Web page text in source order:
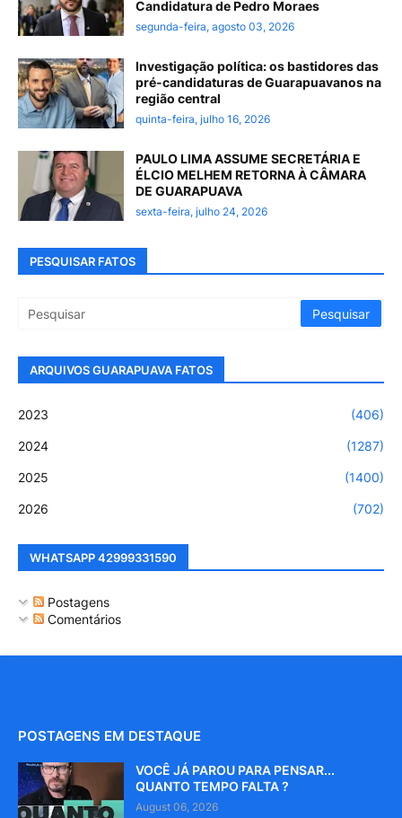
Candidatura de Pedro Moraes
segunda-feira, agosto 03, 2026
Investigação política: os bastidores das
pré-candidaturas de Guarapuavanos na
região central
quinta-feira, julho 16, 2026
PAULO LIMA ASSUME SECRETÁRIA E
ÉLCIO MELHEM RETORNA À CÂMARA
DE GUARAPUAVA
sexta-feira, julho 24, 2026
PESQUISAR FATOS
ARQUIVOS GUARAPUAVA FATOS
2023 (406)
2024 (1287)
2025 (1400)
2026 (702)
WHATSAPP 42999331590
Postagens
Comentários
POSTAGENS EM DESTAQUE
VOCÊ JÁ PAROU PARA PENSAR...
QUANTO TEMPO FALTA ?
August 06, 2026